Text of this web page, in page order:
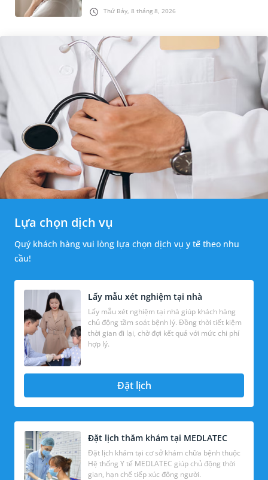
Thứ Bảy, 8 tháng 8, 2026
liên quan đến lao hạch hoặc ung thư. Để tìm
hiểu nguyên nhân gây viêm,...
Lựa chọn dịch vụ
Quý khách hàng vui lòng lựa chọn dịch vụ y tế theo nhu
cầu!
Lấy mẫu xét nghiệm tại nhà
Lấy mẫu xét nghiệm tại nhà giúp khách hàng
chủ động tầm soát bệnh lý. Đồng thời tiết kiệm
thời gian đi lại, chờ đợi kết quả với mức chi phí
hợp lý.
Đặt lịch
Đặt lịch thăm khám tại MEDLATEC
Đặt lịch khám tại cơ sở khám chữa bệnh thuộc
Hệ thống Y tế MEDLATEC giúp chủ động thời
gian, hạn chế tiếp xúc đông người.